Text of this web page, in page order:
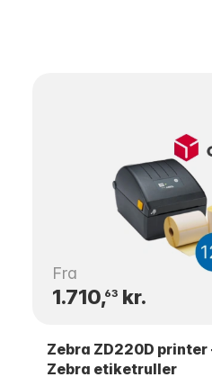
Fra
1.710,63kr.
Zebra ZD220D printer
Zebra etiketruller